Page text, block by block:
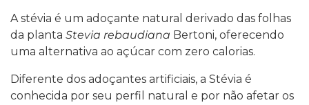
A stévia é um adoçante natural derivado das folhas
da planta Stevia rebaudiana Bertoni, oferecendo
uma alternativa ao açúcar com zero calorias.
Diferente dos adoçantes artificiais, a Stévia é
conhecida por seu perfil natural e por não afetar os